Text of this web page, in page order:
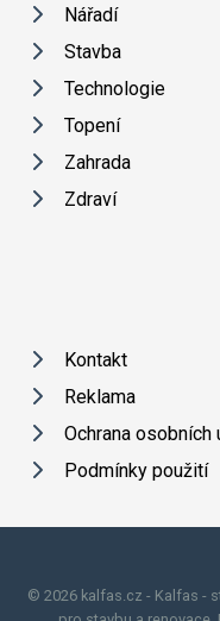
Nářadí
Stavba
Technologie
Topení
Zahrada
Zdraví
Kontakt
Reklama
Ochrana osobních
Podmínky použití
© 2026 kalfas.cz - Kalfas -